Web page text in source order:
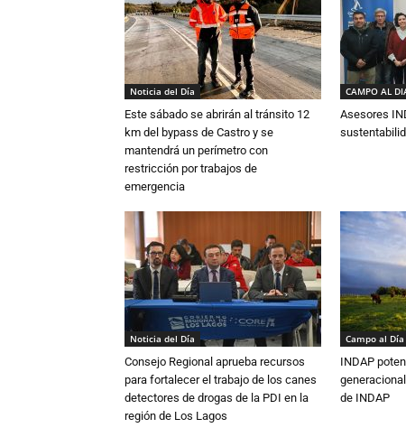
Noticia del Día
Este sábado se abrirán al tránsito 12
km del bypass de Castro y se
mantendrá un perímetro con
restricción por trabajos de
emergencia
CAMPO AL
Asesores
Noticia del Día
Consejo Regional aprueba recursos
para fortalecer el trabajo de los canes
detectores de drogas de la PDI en la
región de Los Lagos
Campo al Día
INDAP
de INDAP